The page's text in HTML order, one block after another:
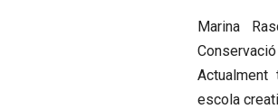
Marina
escola